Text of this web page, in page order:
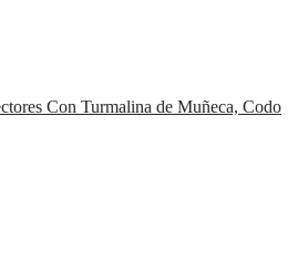
Con Turmalina de Muñeca, Codo